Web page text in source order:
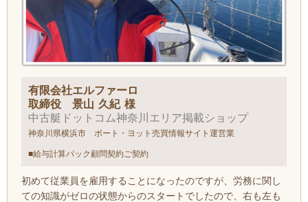
有限会社エルファーロ
取締役 景山 久紀 様
中古艇ドットコム神奈川エリア掲載ショップ
神奈川県横浜市 ボート・ヨット売買情報サイト運営業
■給与計算パック顧問契約ご契約
初めて従業員を雇用することになったのですが、労務に関し
ての知識がゼロの状態からのスタートでしたので、右も左も